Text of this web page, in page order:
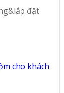
đặt
cho khách